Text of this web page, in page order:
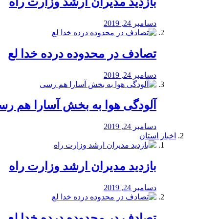
دسامبر 24, 2019
تصادف در محدوده درده خدا لع
دسامبر 24, 2019
آلودگی هوا به بخش آسارا هم
دسامبر 24, 2019
اخبار استان
بازدید مدیران ارشد وزارت راه
دسامبر 24, 2019